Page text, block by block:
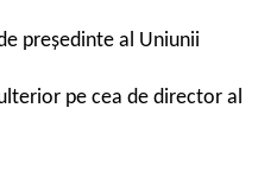
președinte al Uniunii
pe cea de director al